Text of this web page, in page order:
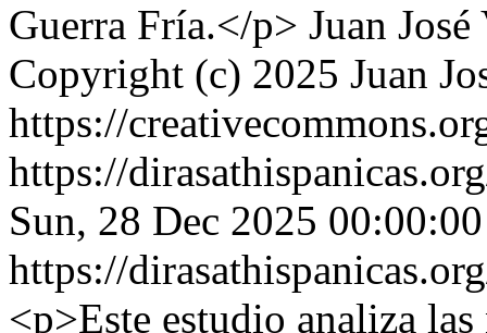
Guerra Fría.</p> Juan
Copyright (c) 2025 Juan
https://
https://
Sun, 28 Dec 2025
https://
<p>Este estudio analiza